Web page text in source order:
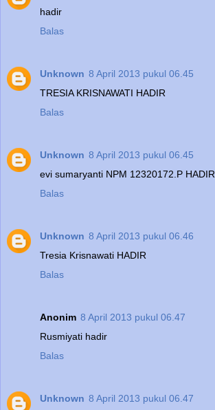
hadir
Balas
Unknown 8 April 2013 pukul 06.45
TRESIA KRISNAWATI HADIR
Balas
Unknown 8 April 2013 pukul 06.45
evi sumaryanti NPM 12320172.P HADIR
Balas
Unknown 8 April 2013 pukul 06.46
Tresia Krisnawati HADIR
Balas
Anonim 8 April 2013 pukul 06.47
Rusmiyati hadir
Balas
Unknown 8 April 2013 pukul 06.47